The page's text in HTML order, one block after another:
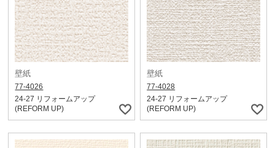
壁紙
77-4026
24-27 リフォームアップ
(REFORM UP)
壁紙
77-4028
24-27 リフォームアップ
(REFORM UP)